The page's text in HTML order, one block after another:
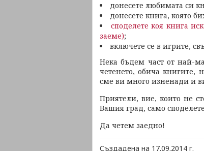
донесете любимата си
донесете книга, която
споделете коя книга
заеме);
включете се в игрите,
Нека бъдем част от най-
четенето, обича
сме ви много изненади и
Приятели, вие, които не
Вашия град, само
Да четем заедно!
Създадена на 17.09.2014 г.